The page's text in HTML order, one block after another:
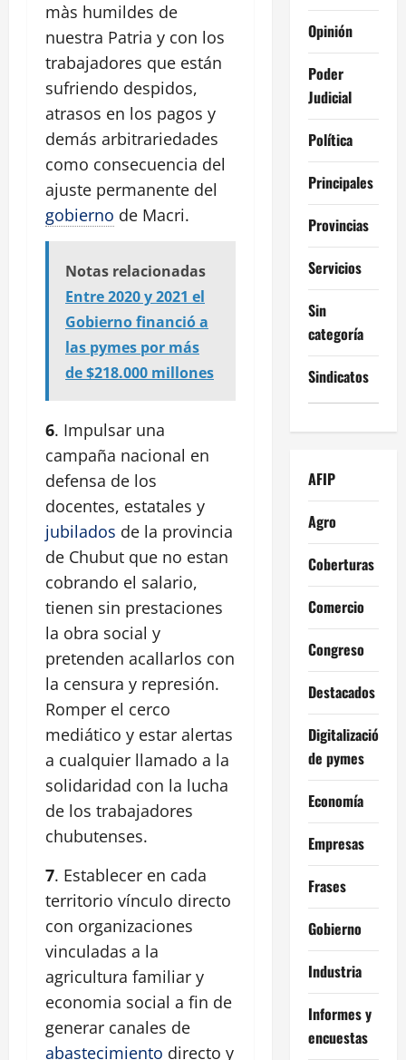
màs humildes de
nuestra Patria y con los
trabajadores que están
sufriendo despidos,
atrasos en los pagos y
demás arbitrariedades
como consecuencia del
ajuste permanente del
gobierno de Macri.
Notas relacionadas
Entre 2020 y 2021 el
Gobierno financió a
las pymes por más
de $218.000 millones
6. Impulsar una
campaña nacional en
defensa de los
docentes, estatales y
jubilados de la provincia
de Chubut que no estan
cobrando el salario,
tienen sin prestaciones
la obra social y
pretenden acallarlos con
la censura y represión.
Romper el cerco
mediático y estar alertas
a cualquier llamado a la
solidaridad con la lucha
de los trabajadores
chubutenses.
7. Establecer en cada
territorio vínculo directo
con organizaciones
vinculadas a la
agricultura familiar y
economia social a fin de
generar canales de
abastecimiento directo y
Opinión
Poder
Judicial
Política
Principales
Provincias
Servicios
Sin
categoría
Sindicatos
AFIP
Agro
Coberturas
Comercio
Congreso
Destacados
Digitalización
de pymes
Economía
Empresas
Frases
Gobierno
Industria
Informes y
encuestas